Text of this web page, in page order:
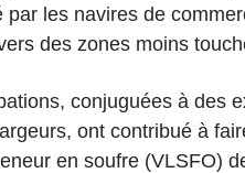
par les navires de
des zones moins
conjuguées à des
ont contribué à
en soufre (VLSFO)